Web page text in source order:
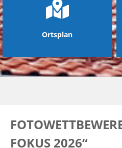
Ortsplan
FOKUS 2026“